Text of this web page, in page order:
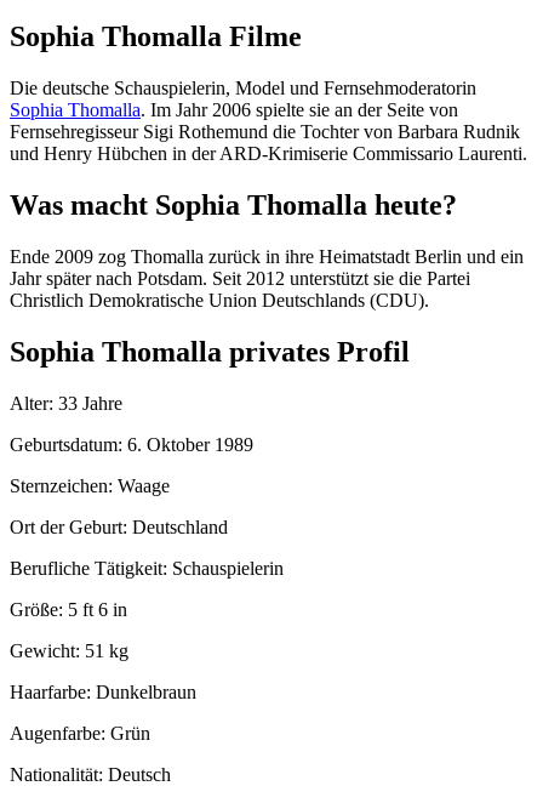
Sophia Thomalla Filme
Die deutsche Schauspielerin, Model und Fernsehmoderatorin
Sophia Thomalla. Im Jahr 2006 spielte sie an der Seite von
Fernsehregisseur Sigi Rothemund die Tochter von Barbara Rudnik
und Henry Hübchen in der ARD-Krimiserie Commissario Laurenti.
Was macht Sophia Thomalla heute?
Ende 2009 zog Thomalla zurück in ihre Heimatstadt Berlin und ein
Jahr später nach Potsdam. Seit 2012 unterstützt sie die Partei
Christlich Demokratische Union Deutschlands (CDU).
Sophia Thomalla privates Profil
Alter: 33 Jahre
Geburtsdatum: 6. Oktober 1989
Sternzeichen: Waage
Ort der Geburt: Deutschland
Berufliche Tätigkeit: Schauspielerin
Größe: 5 ft 6 in
Gewicht: 51 kg
Haarfarbe: Dunkelbraun
Augenfarbe: Grün
Nationalität: Deutsch